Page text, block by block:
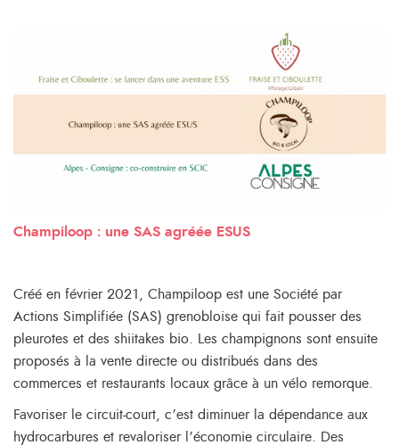
Champiloop : une SAS agréée ESUS
Créé en février 2021, Champiloop est une Société par
Actions Simplifiée (SAS) grenobloise qui fait pousser des
pleurotes et des shiitakes bio. Les champignons sont ensuite
proposés à la vente directe ou distribués dans des
commerces et restaurants locaux grâce à un vélo remorque.
Favoriser le circuit-court, c’est diminuer la dépendance aux
hydrocarbures et revaloriser l’économie circulaire. Des